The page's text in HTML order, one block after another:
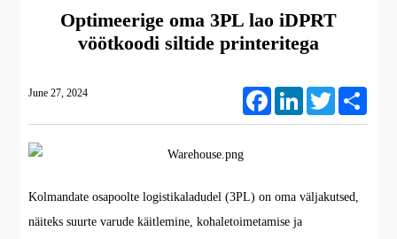
Optimeerige oma 3PL lao iDPRT
vöötkoodi siltide printeritega
June 27, 2024 FacebookLinkedIn Twitter
Kolmandate osapoolte logistikaladudel (3PL) on oma väljakutsed,
näiteks suurte varude käitlemine, kohaletoimetamise ja